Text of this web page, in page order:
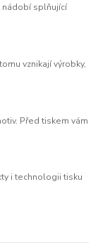
nádobí splňující
vznikají výrobky,
Před tiskem vám
i technologii tisku